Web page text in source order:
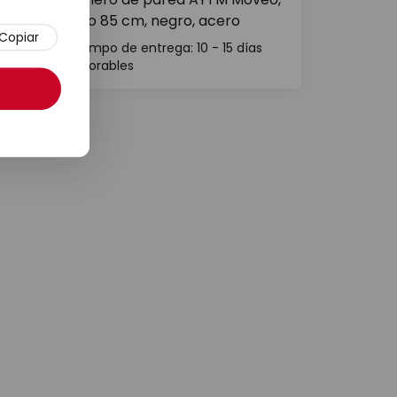
ancho 85 cm, negro, acero
Tiempo de entrega: 10 - 15 días
laborables